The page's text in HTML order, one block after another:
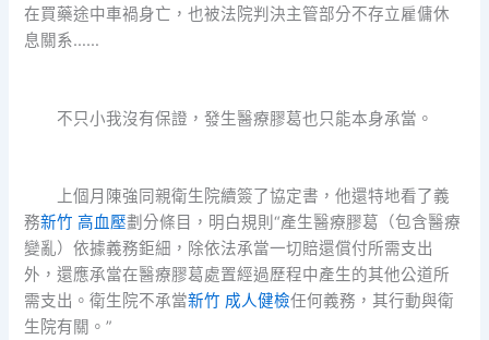
在買藥途中車禍身亡，也被法院判決主管部分不存立雇傭休
息關系……
不只小我沒有保證，發生醫療膠葛也只能本身承當。
上個月陳強同親衛生院續簽了協定書，他還特地看了義
務新竹 高血壓劃分條目，明白規則“產生醫療膠葛（包含醫療
變亂）依據義務鉅細，除依法承當一切賠還償付所需支出
外，還應承當在醫療膠葛處置經過歷程中產生的其他公道所
需支出。衛生院不承當新竹 成人健檢任何義務，其行動與衛
生院有關。”